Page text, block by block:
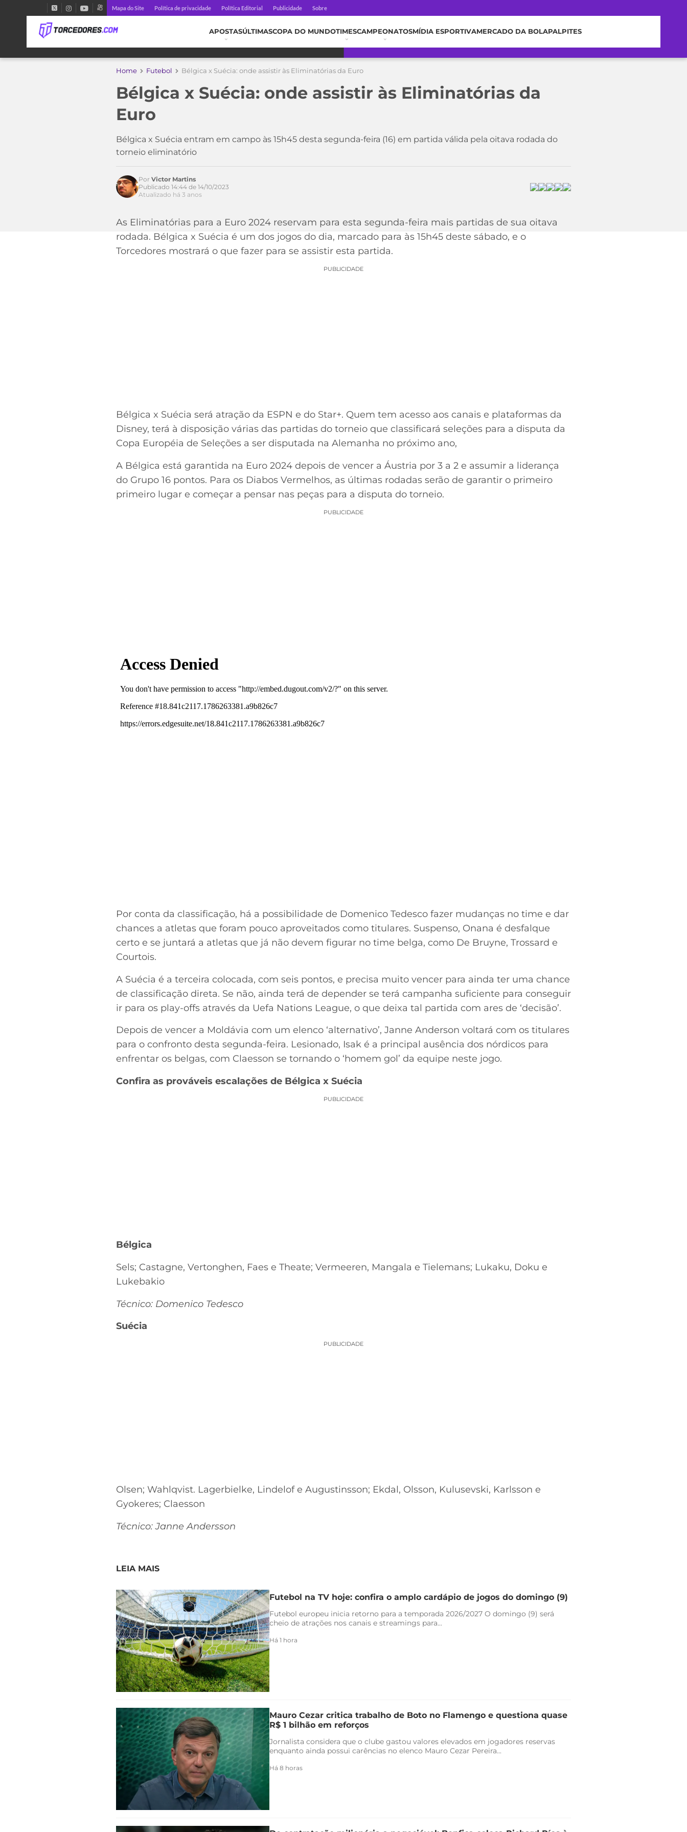
Mapa do Site Política de privacidade Política Editorial Publicidade Sobre
APOSTASÚLTIMASCOPA DO MUNDOTIMESCAMPEONATOSMÍDIA ESPORTIVAMERCADO DA BOLAPALPITES
Home Futebol Bélgica x Suécia: onde assistir às Eliminatórias da Euro
Bélgica x Suécia: onde assistir às Eliminatórias da
Euro
Bélgica x Suécia entram em campo às 15h45 desta segunda-feira (16) em partida válida pela oitava rodada do
torneio eliminatório
Por Victor Martins
Publicado 14:44 de 14/10/2023
Atualizado há 3 anos
As Eliminatórias para a Euro 2024 reservam para esta segunda-feira mais partidas de sua oitava
rodada. Bélgica x Suécia é um dos jogos do dia, marcado para às 15h45 deste sábado, e o
Torcedores mostrará o que fazer para se assistir esta partida.
PUBLICIDADE
Bélgica x Suécia será atração da ESPN e do Star+. Quem tem acesso aos canais e plataformas da
Disney, terá à disposição várias das partidas do torneio que classificará seleções para a disputa da
Copa Européia de Seleções a ser disputada na Alemanha no próximo ano,
A Bélgica está garantida na Euro 2024 depois de vencer a Áustria por 3 a 2 e assumir a liderança
do Grupo 16 pontos. Para os Diabos Vermelhos, as últimas rodadas serão de garantir o primeiro
primeiro lugar e começar a pensar nas peças para a disputa do torneio.
PUBLICIDADE
Por conta da classificação, há a possibilidade de Domenico Tedesco fazer mudanças no time e dar
chances a atletas que foram pouco aproveitados como titulares. Suspenso, Onana é desfalque
certo e se juntará a atletas que já não devem figurar no time belga, como De Bruyne, Trossard e
Courtois.
A Suécia é a terceira colocada, com seis pontos, e precisa muito vencer para ainda ter uma chance
de classificação direta. Se não, ainda terá de depender se terá campanha suficiente para conseguir
ir para os play-offs através da Uefa Nations League, o que deixa tal partida com ares de ‘decisão’.
Depois de vencer a Moldávia com um elenco ‘alternativo’, Janne Anderson voltará com os titulares
para o confronto desta segunda-feira. Lesionado, Isak é a principal ausência dos nórdicos para
enfrentar os belgas, com Claesson se tornando o ‘homem gol’ da equipe neste jogo.
Confira as prováveis escalações de Bélgica x Suécia
PUBLICIDADE
Bélgica
Sels; Castagne, Vertonghen, Faes e Theate; Vermeeren, Mangala e Tielemans; Lukaku, Doku e
Lukebakio
Técnico: Domenico Tedesco
Suécia
PUBLICIDADE
Olsen; Wahlqvist. Lagerbielke, Lindelof e Augustinsson; Ekdal, Olsson, Kulusevski, Karlsson e
Gyokeres; Claesson
Técnico: Janne Andersson
LEIA MAIS
Futebol na TV hoje: confira o amplo cardápio de jogos do domingo (9)
Futebol europeu inicia retorno para a temporada 2026/2027 O domingo (9) será
cheio de atrações nos canais e streamings para...
Há 1 hora
Mauro Cezar critica trabalho de Boto no Flamengo e questiona quase
R$ 1 bilhão em reforços
Jornalista considera que o clube gastou valores elevados em jogadores reservas
enquanto ainda possui carências no elenco Mauro Cezar Pereira...
Há 8 horas